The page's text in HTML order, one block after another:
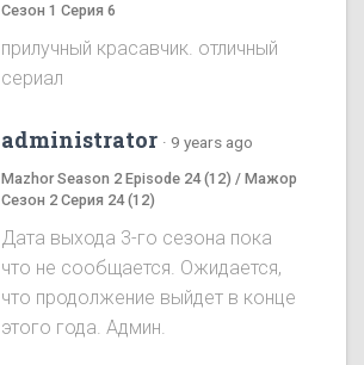
Сезон 1 Серия 6
прилучный красавчик. отличный
сериал
administrator · 9 years ago
Mazhor Season 2 Episode 24 (12) / Мажор
Сезон 2 Серия 24 (12)
Дата выхода 3-го сезона пока
что не сообщается. Ожидается,
что продолжение выйдет в конце
этого года. Админ.